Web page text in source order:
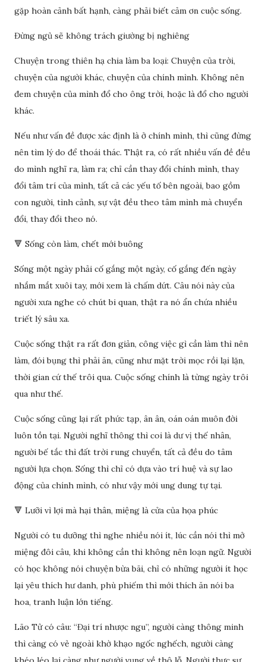
gặp hoàn cảnh bất hạnh, càng phải biết cảm ơn cuộc sống.
Đừng ngủ sẽ không trách giường bị nghiêng
Chuyện trong thiên hạ chia làm ba loại: Chuyện của trời,
chuyện của người khác, chuyện của chính mình. Không nên
đem chuyện của mình đổ cho ông trời, hoặc là đổ cho người
khác.
Nếu như vấn đề được xác định là ở chính mình, thì cũng đừng
nên tìm lý do để thoái thác. Thật ra, có rất nhiều vấn đề đều
do mình nghĩ ra, làm ra; chỉ cần thay đổi chính mình, thay
đổi tâm trí của mình, tất cả các yếu tố bên ngoài, bao gồm
con người, tình cảnh, sự vật đều theo tâm mình mà chuyển
đổi, thay đổi theo nó.
🔻 Sống còn làm, chết mới buông
Sống một ngày phải cố gắng một ngày, cố gắng đến ngày
nhắm mắt xuôi tay, mới xem là chấm dứt. Câu nói này của
người xưa nghe có chút bi quan, thật ra nó ẩn chứa nhiều
triết lý sâu xa.
Cuộc sống thật ra rất đơn giản, công việc gì cần làm thì nên
làm, đói bụng thì phải ăn, cũng như mặt trời mọc rồi lại lặn,
thời gian cứ thế trôi qua. Cuộc sống chính là từng ngày trôi
qua như thế.
Cuộc sống cũng lại rất phức tạp, ân ân, oán oán muôn đời
luôn tồn tại. Người nghĩ thông thì coi là dư vị thế nhân,
người bế tắc thì đất trời rung chuyển, tất cả đều do tâm
người lựa chọn. Sống thì chỉ có dựa vào trí huệ và sự lao
động của chính mình, có như vậy mới ung dung tự tại.
🔻 Lưỡi vì lợi mà hại thân, miệng là cửa của họa phúc
Người có tu dưỡng thì nghe nhiều nói ít, lúc cần nói thì mở
miệng đôi câu, khi không cần thì không nên loạn ngữ. Người
có học không nói chuyện bừa bãi, chỉ có những người ít học
lại yêu thích hư danh, phù phiếm thì mới thích ăn nói ba
hoa, tranh luận lớn tiếng.
Lão Tử có câu: “Đại trí nhược ngu”, người càng thông minh
thì càng có vẻ ngoài khờ khạo ngốc nghếch, người càng